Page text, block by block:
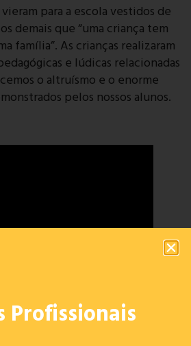
para a escola vestidos de
demais que “uma criança tem
família”. As crianças realizaram
e lúdicas relacionadas
o altruísmo e o enorme
pelos nossos alunos.
Profissionais